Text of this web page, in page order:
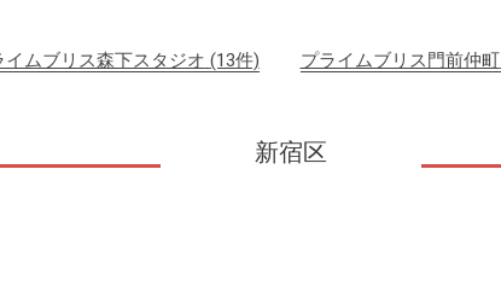
イムブリス森下スタジオ (13件) プライムブリス門前仲町
新宿区